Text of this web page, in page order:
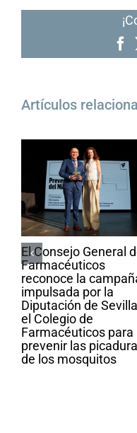
Artículos
El Consejo General
Farmacéuticos
reconoce la
impulsada por la
Diputación de
el Colegio de
Farmacéuticos para
prevenir las
de los mosquitos